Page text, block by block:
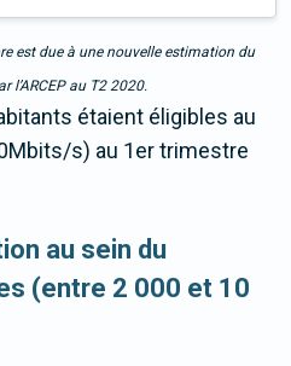
est due à une nouvelle estimation du
l’ARCEP au T2 2020.
étaient éligibles au
s) au 1er trimestre
au sein du
(entre 2 000 et 10